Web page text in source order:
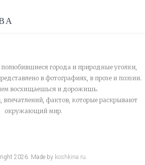
полюбившиеся города и природные уголки,
в фотографиях, в прозе и поэзии.
восхищаешься и дорожишь.
впечатлений, фактов, которые раскрывают
окружающий мир.
2026. Made by koshkina.ru.